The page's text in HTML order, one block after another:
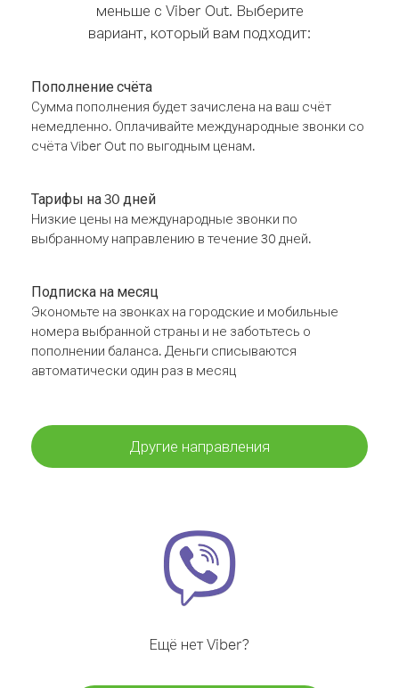
меньше с Viber Out. Выберите
вариант, который вам подходит:
Пополнение счёта
Сумма пополнения будет зачислена на ваш счёт
немедленно. Оплачивайте международные звонки со
счёта Viber Out по выгодным ценам.
Тарифы на 30 дней
Низкие цены на международные звонки по
выбранному направлению в течение 30 дней.
Подписка на месяц
Экономьте на звонках на городские и мобильные
номера выбранной страны и не заботьтесь о
пополнении баланса. Деньги списываются
автоматически один раз в месяц
Другие направления
Ещё нет Viber?